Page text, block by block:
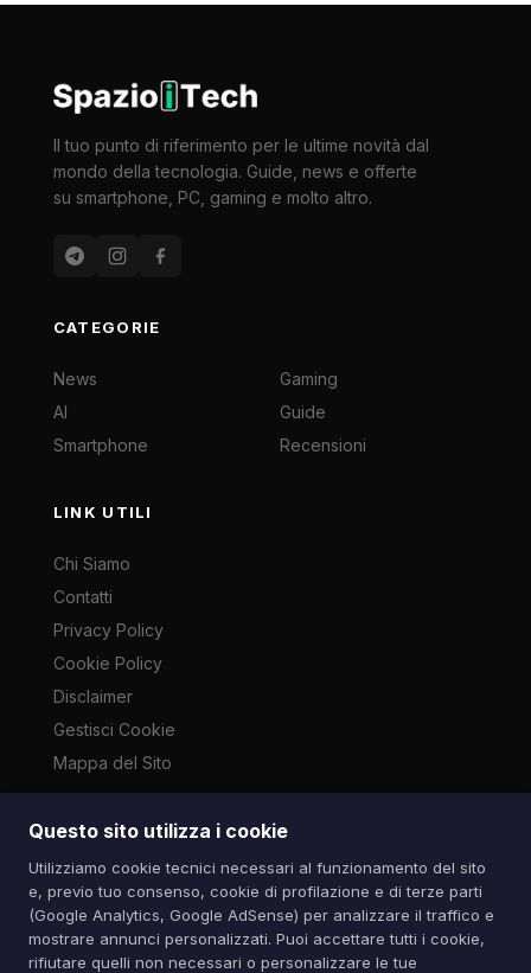
Questo sito utilizza i cookie
Utilizziamo cookie tecnici necessari al funzionamento del sito
e, previo tuo consenso, cookie di profilazione e di terze parti
(Google Analytics, Google AdSense) per analizzare il traffico e
mostrare annunci personalizzati. Puoi accettare tutti i cookie,
rifiutare quelli non necessari o personalizzare le tue
Il tuo punto di riferimento per le ultime novità dal
mondo della tecnologia. Guide, news e offerte
su smartphone, PC, gaming e molto altro.
CATEGORIE
News
AI
Smartphone
Gaming
Guide
Recensioni
LINK UTILI
Chi Siamo
Contatti
Privacy Policy
Cookie Policy
Disclaimer
Gestisci Cookie
Mappa del Sito
Le immagini presenti su questo sito sono di proprietà dei
cronaca ai sensi dell'art. 70 L. 633/1941. Contatti:
info@spazioitech.it